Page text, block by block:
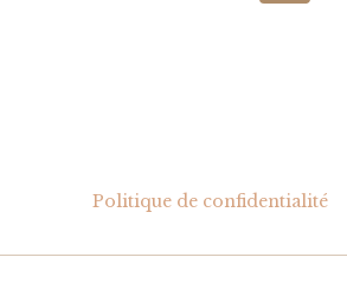
Politique de confidentialité